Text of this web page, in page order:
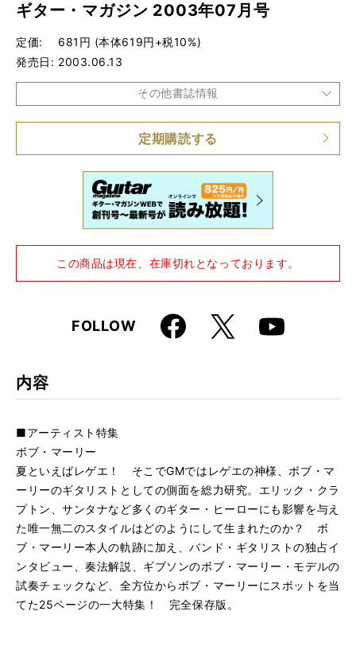
ギター・マガジン 2003年07月号
定価
681円 (本体619円+税10%)
発売日
2003.06.13
その他書誌情報
A4変形判 / 274ページ / 小冊子（ミュージック・スクー
ル・ガイド2004）
定期購読する
この商品は現在、在庫切れとなっております。
FOLLOWFaceboo
k
X Youtube
内容
■アーティスト特集
ボブ・マーリー
夏といえばレゲエ！ そこでGMではレゲエの神様、ボブ・マ
ーリーのギタリストとしての側面を総力研究。エリック・クラ
プトン、サンタナなど多くのギター・ヒーローにも影響を与え
た唯一無二のスタイルはどのようにして生まれたのか？ ボ
ブ・マーリー本人の軌跡に加え、バンド・ギタリストの独占イ
ンタビュー、奏法解説、ギブソンのボブ・マーリー・モデルの
試奏チェックなど、全方位からボブ・マーリーにスポットを当
てた25ページの一大特集！ 完全保存版。